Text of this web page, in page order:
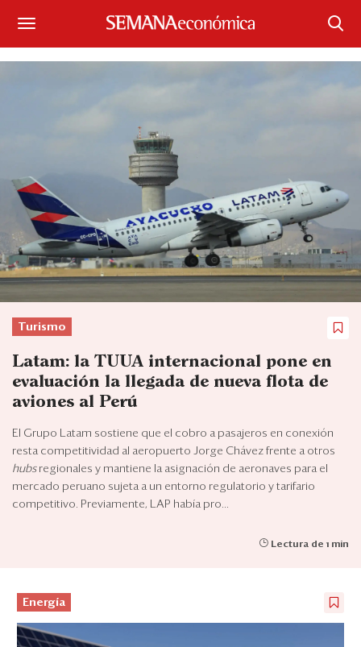
Suscríbase
¿Qué está pasando?
Sectores y Empresas
Management
Economía y Finanzas
Legal y Política
Eventos
Blogs
Ranking CEO
Edición Impresa
Turismo
Latam: la TUUA internacional pone en
evaluación la llegada de nueva flota de
aviones al Perú
El Grupo Latam sostiene que el cobro a pasajeros en conexión
resta competitividad al aeropuerto Jorge Chávez frente a otros
hubs regionales y mantiene la asignación de aeronaves para el
mercado peruano sujeta a un entorno regulatorio y tarifario
competitivo. Previamente, LAP había pro...
Lectura de 1 min
Energía